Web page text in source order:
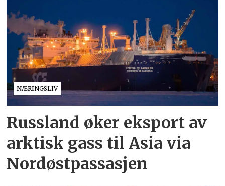
NÆRINGSLIV
Russland øker eksport av
arktisk gass til Asia via
Nordøstpassasjen